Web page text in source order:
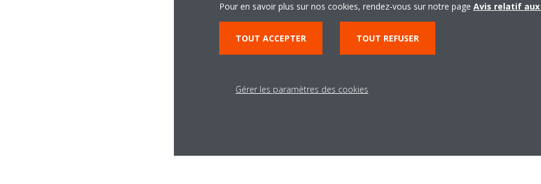
Pour en savoir plus sur nos cookies, rendez-vous sur notre page Avis relatif
TOUT ACCEPTER TOUT REFUSER
Gérer les paramètres des cookies